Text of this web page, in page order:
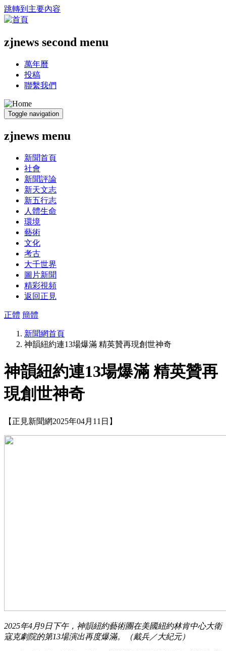
跳轉到主要內容
zjnews second menu
萬年曆
投稿
聯繫我們
Toggle navigation
zjnews menu
新聞首頁
社會
新聞評論
新天文志
新五行志
人體生命
環境
藝術
文化
考古
大千世界
圖片新聞
精彩視頻
返回正見
正體 簡體
新聞網首頁
神韻紐約連13場爆滿 精英贊再現創世神奇
神韻紐約連13場爆滿 精英贊再
現創世神奇
【正見新聞網2025年04月11日】
2025年4月9日下午，神韻紐約藝術團在美國紐約林肯中心大衛
寇克劇院的第13場演出再度爆滿。（戴兵／大紀元）